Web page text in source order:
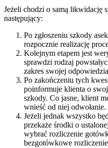
Jeżeli chodzi o samą likwidację
następujący:
Po zgłoszeniu szkody
rozpocznie realizację
Kolejnym etapem jest
sprawdzi rodzaj
zakres swojej
Po zakończeniu tych
poinformuje klienta o
szkody. Co jasne, klient
wnieść od niej odwołanie.
Jeżeli jednak wszystko
przekaże środki o
wybrać rozliczenie
bezgotówkowe